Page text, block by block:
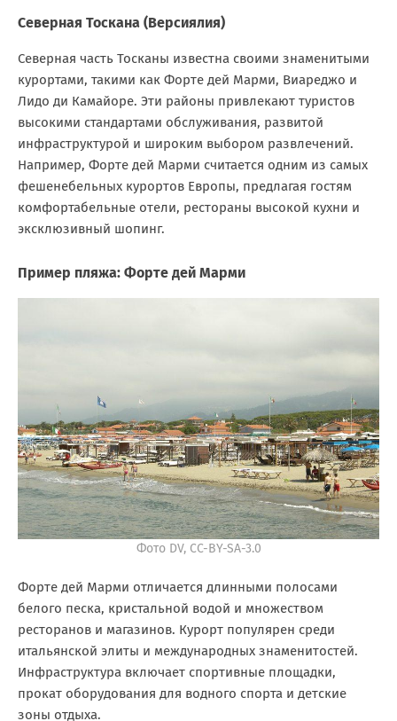
Северная Тоскана (Версиялия)
Северная часть Тосканы известна своими знаменитыми
курортами, такими как Форте дей Марми, Виареджо и
Лидо ди Камайоре. Эти районы привлекают туристов
высокими стандартами обслуживания, развитой
инфраструктурой и широким выбором развлечений.
Например, Форте дей Марми считается одним из самых
фешенебельных курортов Европы, предлагая гостям
комфортабельные отели, рестораны высокой кухни и
эксклюзивный шопинг.
Пример пляжа: Форте дей Марми
Фото DV, CC-BY-SA-3.0
Форте дей Марми отличается длинными полосами
белого песка, кристальной водой и множеством
ресторанов и магазинов. Курорт популярен среди
итальянской элиты и международных знаменитостей.
Инфраструктура включает спортивные площадки,
прокат оборудования для водного спорта и детские
зоны отдыха.